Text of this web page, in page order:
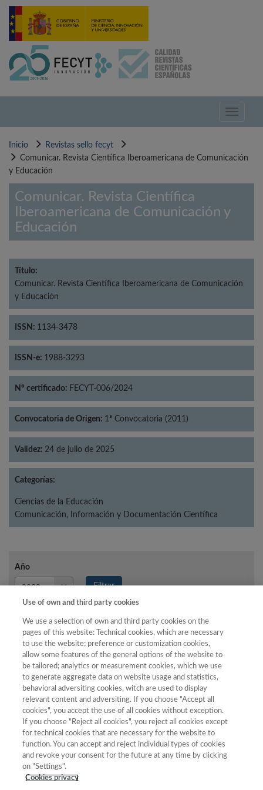
Pasar
contenido
Toggle
Inicio
Revistas sello fecyt
Comunicar. Revista Científica Iberoamericana de Comunicación
y Educación
Comunicar. Revista Científica
Iberoamericana de Comunicación y
Educación
Título:
Comunicar. Revista Científica Iberoamericana de Comunicación
y Educación
ISSN: 1134-3478
ISSN-e: 1988-3293
Nº certificado: FECYT-006/2024
Convocatoria de Origen: 1ª Convocatoria (2011)
Validez: 24 de julio de 2025
Categorías:
Ciencias de la Educación
Comunicación, Información y Documentación Científica
Año
Año
Filtrar
Año Categoría Puntuación Posición
Total
de
revistas
2023
Comunicación,
Información y
Documentación
Científica
69.33 2 32
2023
Ciencias de la
Educación
Use of own and third party cookies
We use a selection of own and third party cookies on the
pages of this website: Technical cookies, which are necessary
to use the website; preference or customization cookies,
allow some features of the general options of the website to
be tailored; analytics or measurement cookies, which we use
to generate aggregate data on website usage and statistics,
behavioral adversiting cookies, witch are used to display
relevant content and adversiting. If you choose "Accept all
cookies", you accept the use of all cookies without exception.
If you choose "Reject all cookies", you reject all cookies except
for technical cookies that are necessary for the website to
function. You can accept and reject individual types of cookies
and revoke your consent for the future at any time by clicking
on "Settings".
Cookies privacy